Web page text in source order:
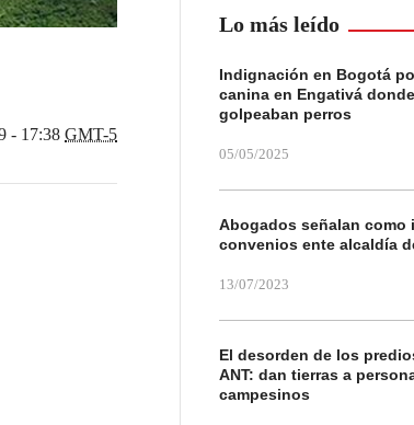
- 17:38 GMT-5
Lo más leído
Indignación en Bogotá
canina en Engativá
golpeaban perros
05/05/2025
Abogados señalan como
convenios ente alcaldía
13/07/2023
El desorden de los
ANT: dan tierras a
campesinos